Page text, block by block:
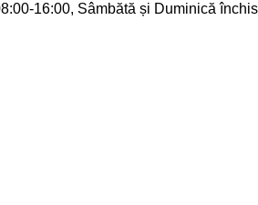
16:00, Sâmbătă și Duminică închis